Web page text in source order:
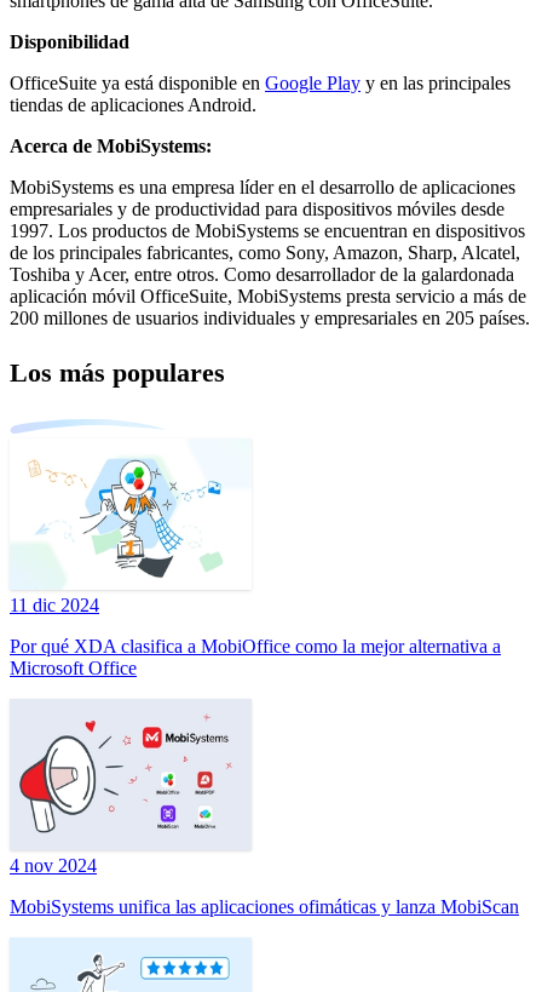
Disponibilidad
OfficeSuite ya está disponible en Google Play y en las principales
tiendas de aplicaciones Android.
Acerca de MobiSystems:
MobiSystems es una empresa líder en el desarrollo de aplicaciones
empresariales y de productividad para dispositivos móviles desde
1997. Los productos de MobiSystems se encuentran en dispositivos
de los principales fabricantes, como Sony, Amazon, Sharp, Alcatel,
Toshiba y Acer, entre otros. Como desarrollador de la galardonada
aplicación móvil OfficeSuite, MobiSystems presta servicio a más de
200 millones de usuarios individuales y empresariales en 205 países.
Los más populares
11 dic 2024
Por qué XDA clasifica a MobiOffice como la mejor alternativa a
Microsoft Office
4 nov 2024
MobiSystems unifica las aplicaciones ofimáticas y lanza MobiScan